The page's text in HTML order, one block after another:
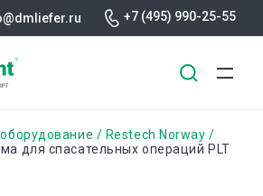
+7 (495) 990-25-55
Restech Norway
для спасательных операций PLT